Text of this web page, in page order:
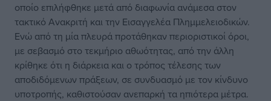
οποίο επιλήφθηκε μετά από διαφωνία ανάμεσα στον
τακτικό Ανακριτή και την Εισαγγελέα Πλημμελειοδικών.
Ενώ από τη μία πλευρά προτάθηκαν περιοριστικοί όροι,
με σεβασμό στο τεκμήριο αθωότητας, από την άλλη
κρίθηκε ότι η διάρκεια και ο τρόπος τέλεσης των
αποδιδόμενων πράξεων, σε συνδυασμό με τον κίνδυνο
υποτροπής, καθιστούσαν ανεπαρκή τα ηπιότερα μέτρα.